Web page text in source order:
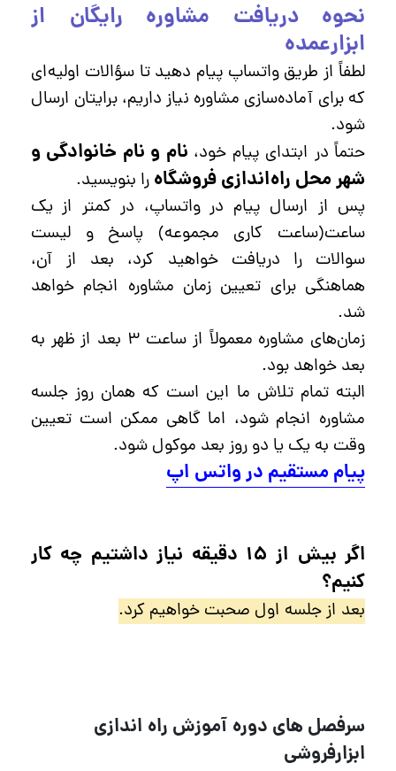
نحوه دریافت مشاوره رایگان از
ابزارعمده
لطفاً از طریق واتساپ پیام دهید تا سؤالات اولیه‌ای
که برای آماده‌سازی مشاوره نیاز داریم، برایتان ارسال
شود.
حتماً در ابتدای پیام خود، نام و نام خانوادگی و
شهر محل راه‌اندازی فروشگاه را بنویسید.
پس از ارسال پیام در واتساپ، در کمتر از یک
ساعت(ساعت کاری مجموعه) پاسخ و لیست
سوالات را دریافت خواهید کرد، بعد از‌ آن،
هماهنگی برای تعیین زمان مشاوره انجام خواهد
شد.
زمان‌های مشاوره معمولاً از ساعت ۳ بعد از ظهر به
بعد خواهد بود.
البته تمام تلاش ما این است که همان روز جلسه
مشاوره انجام شود، اما گاهی ممکن است تعیین
وقت به یک یا دو روز بعد موکول شود.
پیام مستقیم در واتس اپ
اگر بیش از ۱۵ دقیقه نیاز داشتیم چه کار
کنیم؟
بعد از جلسه اول صحبت خواهیم کرد.
سرفصل های دوره آموزش راه اندازی
ابزارفروشی